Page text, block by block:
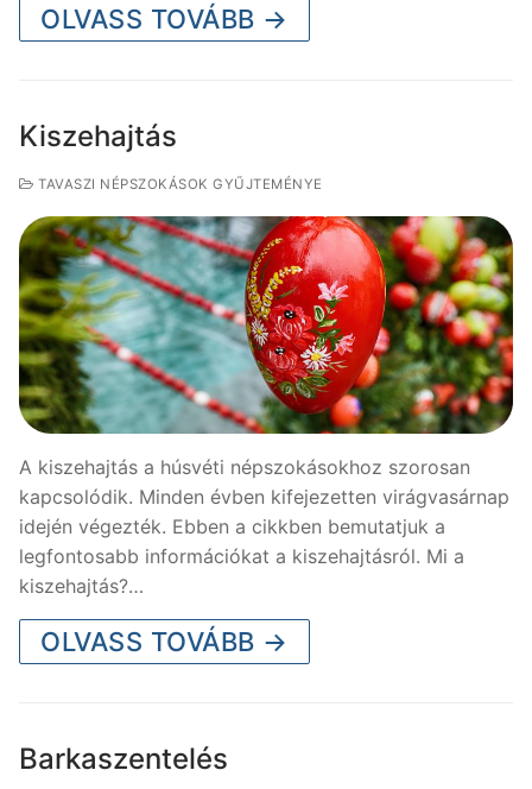
OLVASS TOVÁBB →
Kiszehajtás
TAVASZI NÉPSZOKÁSOK GYŰJTEMÉNYE
A kiszehajtás a húsvéti népszokásokhoz szorosan
kapcsolódik. Minden évben kifejezetten virágvasárnap
idején végezték. Ebben a cikkben bemutatjuk a
legfontosabb információkat a kiszehajtásról. Mi a
kiszehajtás?…
OLVASS TOVÁBB →
Barkaszentelés